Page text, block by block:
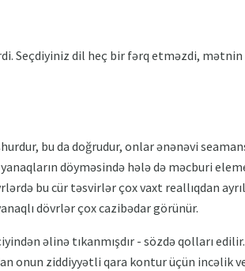
Seçdiyiniz dil heç bir fərq etməzdi, mətnin
bu da doğrudur, onlar ənənəvi
döyməsində hələ də məcburi
bu cür təsvirlər çox vaxt reallıqdan
dövrlər çox cazibədar görünür.
əlinə tıkanmışdır - sözdə qolları
onun ziddiyyətli qara kontur üçün incəlik